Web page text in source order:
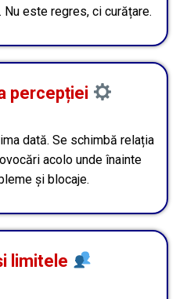
este regres, ci curățare.
percepției
dată. Se schimbă relația
acolo unde înainte
și blocaje.
limitele